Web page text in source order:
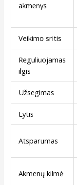
akmenys
Veikimo sritis
Reguliuojamas
ilgis
Užsegimas
Lytis
Atsparumas
Akmenų kilmė